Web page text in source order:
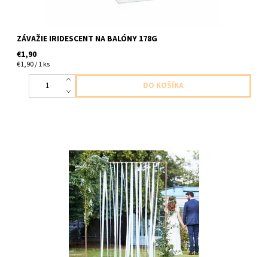
ZÁVAŽIE IRIDESCENT NA BALÓNY 178G
€1,90
€1,90 / 1 ks
80 metrove pozadie z bielej stuhy na zavesenie, z bieleho
satenu a organzy